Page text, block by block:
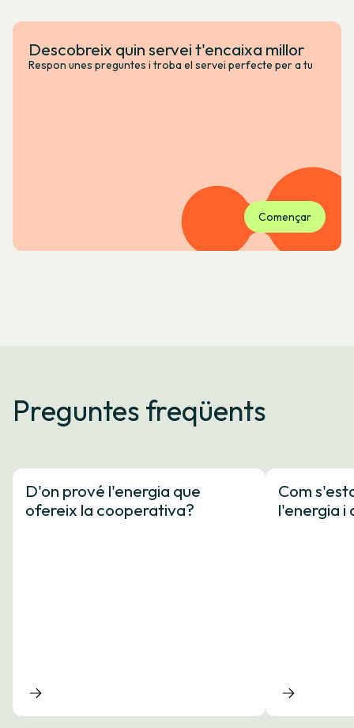
Descobreix quin servei t'encaixa millor
Respon unes preguntes i troba el servei perfecte per a tu
Començar
Preguntes freqüents
D'on prové l'energia que
ofereix la cooperativa?
Com
l'energia i